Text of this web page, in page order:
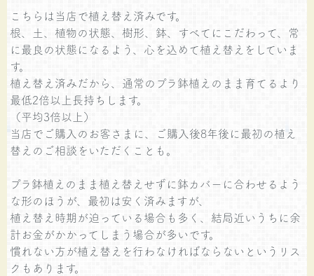
こちらは当店で植え替え済みです。
根、土、植物の状態、樹形、鉢、すべてにこだわって、常
に最良の状態になるよう、心を込めて植え替えをしていま
す。
植え替え済みだから、通常のプラ鉢植えのまま育てるより
最低2倍以上長持ちします。
（平均3倍以上）
当店でご購入のお客さまに、ご購入後8年後に最初の植え
替えのご相談をいただくことも。
プラ鉢植えのまま植え替えせずに鉢カバーに合わせるよう
な形のほうが、最初は安く済みますが、
植え替え時期が迫っている場合も多く、結局近いうちに余
計お金がかかってしまう場合が多いです。
慣れない方が植え替えを行わなければならないというリス
クもあります。